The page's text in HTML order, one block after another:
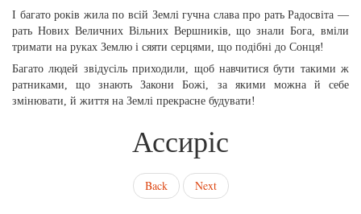
І багато років жила по всій Землі гучна слава про рать Радосвіта —
рать Нових Величних Вільних Вершників, що знали Бога, вміли
тримати на руках Землю і сяяти серцями, що подібні до Сонця!
Багато людей звідусіль приходили, щоб навчитися бути такими ж
ратниками, що знають Закони Божі, за якими можна й себе
змінювати, й життя на Землі прекрасне будувати!
Ассиріс
Back Next